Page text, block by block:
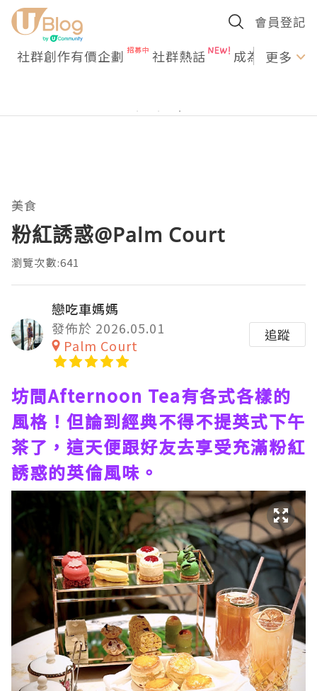
會員登記
社群創作有價企劃 社群熱話 成為U更多
美食
粉紅誘惑@Palm Court
瀏覽次數:641
戀吃車媽媽
發佈於 2026.05.01
Palm Court
追蹤
坊間Afternoon Tea有各式各樣的
風格！但論到經典不得不提英式下午
茶了，這天便跟好友去享受充滿粉紅
誘惑的英倫風味。